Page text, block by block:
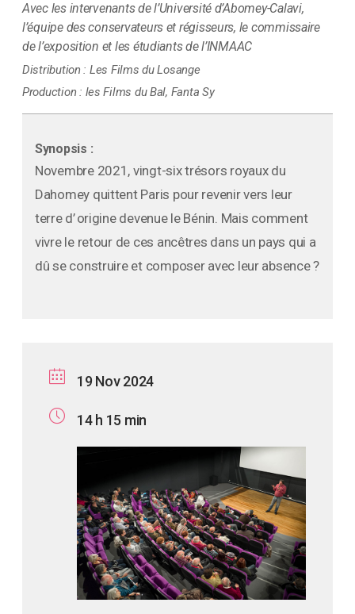
les intervenants de l’Université d’Abomey-Calavi,
l’équipe des conservateurs et régisseurs, le commissaire
de l’exposition et les étudiants de l’INMAAC
Distribution : Les Films du Losange
Production : les Films du Bal, Fanta Sy
Synopsis :
Novembre 2021, vingt-six trésors royaux du
Dahomey quittent Paris pour revenir vers leur
terre d’ origine devenue le Bénin. Mais comment
vivre le retour de ces ancêtres dans un pays qui a
dû se construire et composer avec leur absence ?
19 Nov 2024
14 h 15 min